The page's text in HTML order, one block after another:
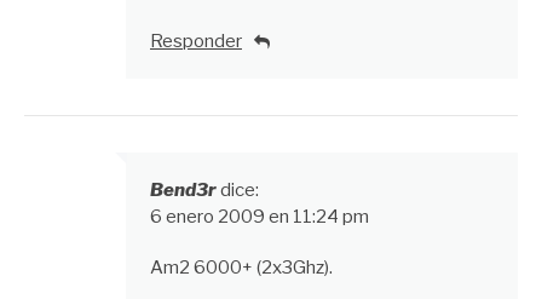
Responder
Bend3rdice:
6 enero 2009 en 11:24 pm
Am2 6000+ (2x3Ghz).